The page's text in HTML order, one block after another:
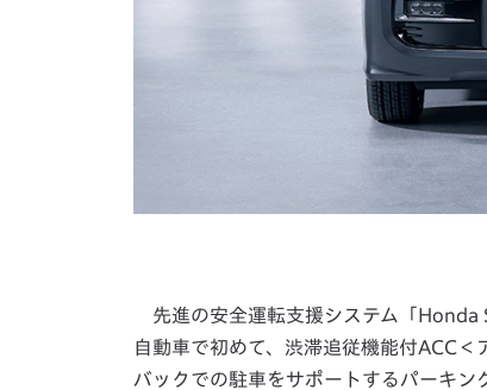
先進の安全運転支援システム「Honda
自動車で初めて、渋滞追従機能付ACC＜
バックでの駐車をサポートするパーキ